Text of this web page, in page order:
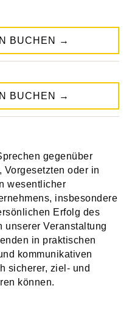
BUCHEN
→
BUCHEN
→
gegenüber
Vorgesetzten oder in
wesentlicher
insbesondere
Erfolg des
unserer Veranstaltung
in praktischen
kommunikativen
sicherer, ziel- und
können.